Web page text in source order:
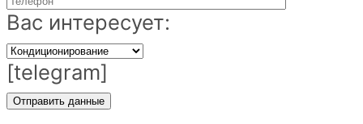
Вас интересует:
[telegram]